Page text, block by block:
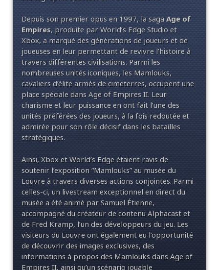
Depuis son premier opus en 1997, la sagaAge of
Empires, produite par World’s Edge Studio et
Xbox, a marqué des générations de joueurs et de
joueuses en leur permettant de revivre l’histoire à
travers différentes civilisations. Parmi les
nombreuses unités iconiques, les Mamlouks,
cavaliers d’élite armés de cimeterres, occupent une
place spéciale dans Age of Empires II. Leur
charisme et leur puissance en ont fait l’une des
unités préférées des joueurs, à la fois redoutée et
admirée pour son rôle décisif dans les batailles
stratégiques.
Ainsi, Xbox et World’s Edge étaient ravis de
soutenir l’exposition “Mamlouks” au musée du
Louvre à travers diverses actions conjointes. Parmi
celles-ci, un livestream exceptionnel en direct du
musée a été animé par Samuel Étienne,
accompagné du créateur de contenu Alphacast et
de Fred Kramp, l’un des développeurs du jeu. Les
visiteurs du Louvre ont également eu l’opportunité
de découvrir des images exclusives, des
informations à propos des Mamlouks dans Age of
Empires II, ainsi qu’un scénario jouable